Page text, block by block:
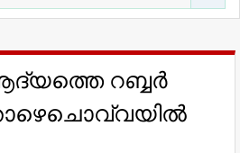
റബ്ബർ
താഴെചൊവ്വയിൽ